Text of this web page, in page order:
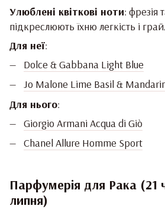
Улюблені квіткові ноти: фрезія
підкреслюють їхню легкість і
Для неї:
Dolce & Gabbana Light Blue
Jo Malone Lime Basil &
Для нього:
Giorgio Armani Acqua di Giò
Chanel Allure Homme Sport
Парфумерія для Рака (21
липня)